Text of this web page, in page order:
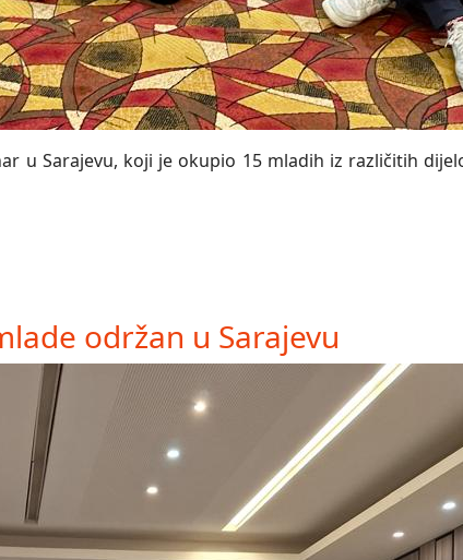
u Sarajevu, koji je okupio 15 mladih iz različitih
održan u Sarajevu